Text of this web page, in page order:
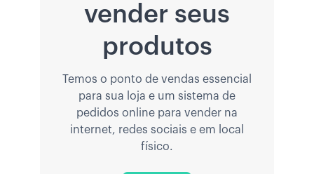
vender seus
produtos
Temos o ponto de vendas essencial
para sua loja e um sistema de
pedidos online para vender na
internet, redes sociais e em local
físico.